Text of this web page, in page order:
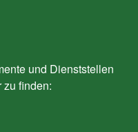
und Dienststellen
finden: